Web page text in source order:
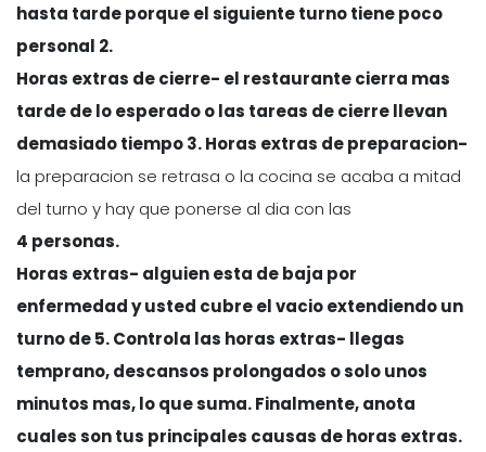
hasta tarde porque el siguiente turno tiene poco
personal 2.
Horas extras de cierre- el restaurante cierra mas
tarde de lo esperado o las tareas de cierre llevan
demasiado tiempo 3. Horas extras de preparacion-
la preparacion se retrasa o la cocina se acaba a mitad
del turno y hay que ponerse al dia con las
4 personas.
Horas extras- alguien esta de baja por
enfermedad y usted cubre el vacio extendiendo un
turno de 5.Controla las horas extras- llegas
temprano, descansos prolongados o solo unos
minutos mas, lo que suma. Finalmente, anota
cuales son tus principales causas de horas extras.